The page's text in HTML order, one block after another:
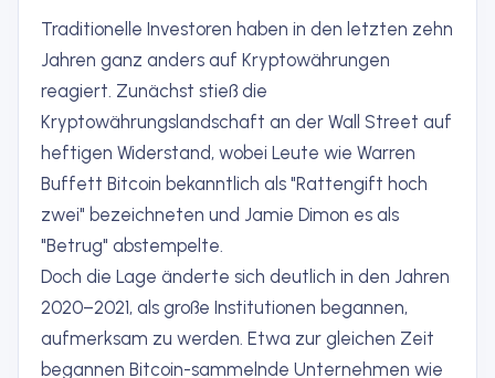
Traditionelle Investoren haben in den letzten zehn
Jahren ganz anders auf Kryptowährungen
reagiert. Zunächst stieß die
Kryptowährungslandschaft an der Wall Street auf
heftigen Widerstand, wobei Leute wie Warren
Buffett Bitcoin bekanntlich als "Rattengift hoch
zwei" bezeichneten und Jamie Dimon es als
"Betrug" abstempelte.
Doch die Lage änderte sich deutlich in den Jahren
2020–2021, als große Institutionen begannen,
aufmerksam zu werden. Etwa zur gleichen Zeit
begannen Bitcoin-sammelnde Unternehmen wie